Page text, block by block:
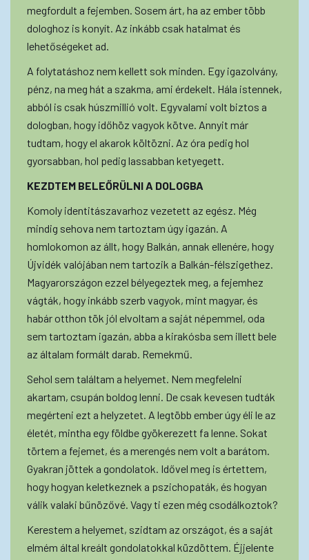
megfordult a fejemben. Sosem árt, ha az ember több
dologhoz is konyít. Az inkább csak hatalmat és
lehetőségeket ad.
A folytatáshoz nem kellett sok minden. Egy igazolvány,
pénz, na meg hát a szakma, ami érdekelt. Hála istennek,
abból is csak húszmillió volt. Egyvalami volt biztos a
dologban, hogy időhöz vagyok kötve. Annyit már
tudtam, hogy el akarok költözni. Az óra pedig hol
gyorsabban, hol pedig lassabban ketyegett.
KEZDTEM BELEŐRÜLNI A DOLOGBA
Komoly identitászavarhoz vezetett az egész. Még
mindig sehova nem tartoztam úgy igazán. A
homlokomon az állt, hogy Balkán, annak ellenére, hogy
Újvidék valójában nem tartozik a Balkán-félszigethez.
Magyarországon ezzel bélyegeztek meg, a fejemhez
vágták, hogy inkább szerb vagyok, mint magyar, és
habár otthon tök jól elvoltam a saját népemmel, oda
sem tartoztam igazán, abba a kirakósba sem illett bele
az általam formált darab. Remekmű.
Sehol sem találtam a helyemet. Nem megfelelni
akartam, csupán boldog lenni. De csak kevesen tudták
megérteni ezt a helyzetet. A legtöbb ember úgy éli le az
életét, mintha egy földbe gyökerezett fa lenne. Sokat
törtem a fejemet, és a merengés nem volt a barátom.
Gyakran jöttek a gondolatok. Idővel meg is értettem,
hogy hogyan keletkeznek a pszichopaták, és hogyan
válik valaki bűnözővé. Vagy ti ezen még csodálkoztok?
Kerestem a helyemet, szidtam az országot, és a saját
elmém által kreált gondolatokkal küzdöttem. Éjjelente